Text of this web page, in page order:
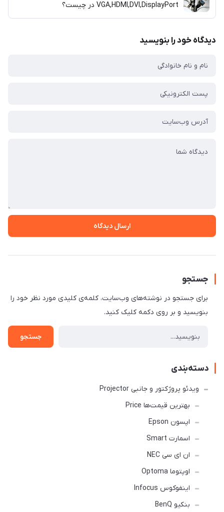
VGA,HDMI,DVI,DisplayPort در چیست؟
دیدگاه خود را بنویسید
ارسال دیدگاه
جستجو
برای جستجو در نوشته‌های وب‌سایت، کلمه‌ی کلیدی مورد نظر خود را
بنویسید و بر روی دکمه کلیک کنید.
جستجو
دسته‌بندی
ویدئو پروژکتور و جانبی Projector
بهترین قیمت‌ها Price
اپسون Epson
اسمارت Smart
ان ای سی NEC
اوپتوما Optoma
اینفوکوس Infocus
بنکیو BenQ